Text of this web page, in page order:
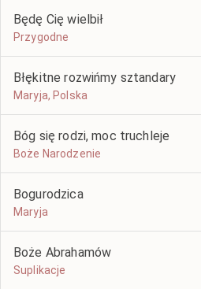
Będę Cię wielbił
Przygodne
Błękitne rozwińmy sztandary
Maryja, Polska
Bóg się rodzi, moc truchleje
Boże Narodzenie
Bogurodzica
Maryja
Boże Abrahamów
Suplikacje